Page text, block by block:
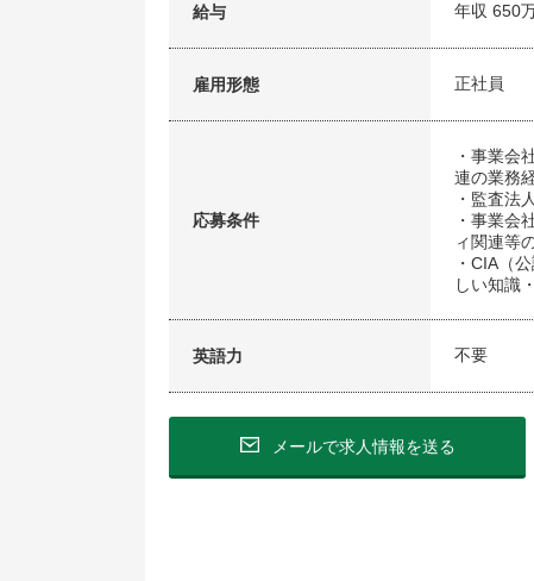
給与 年収 650
雇用形態 正社員
応募条件
・事業会
連の業務
・監査法
・事業会
ィ関連等
・CIA（
しい知識
英語力 不要
メールで求人情報を送る